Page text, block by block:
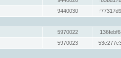
9440030
5970022
5970023